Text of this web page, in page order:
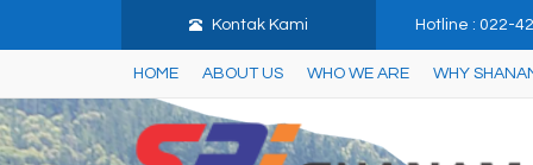
Kontak Kami Hotline : 022-
HOME ABOUT US WHO WE ARE WHY